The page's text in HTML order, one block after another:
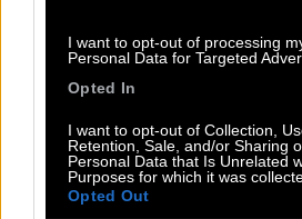
I want to opt-out of processing
Personal Data for Targeted
Opted In
I want to opt-out of Collection,
Retention, Sale, and/or Sharing
Personal Data that Is Unrelated
Purposes for which it was
Opted Out